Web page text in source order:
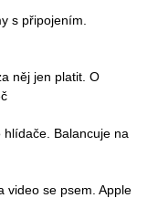
s připojením.
něj jen platit. O
Balancuje na
video se psem. Apple